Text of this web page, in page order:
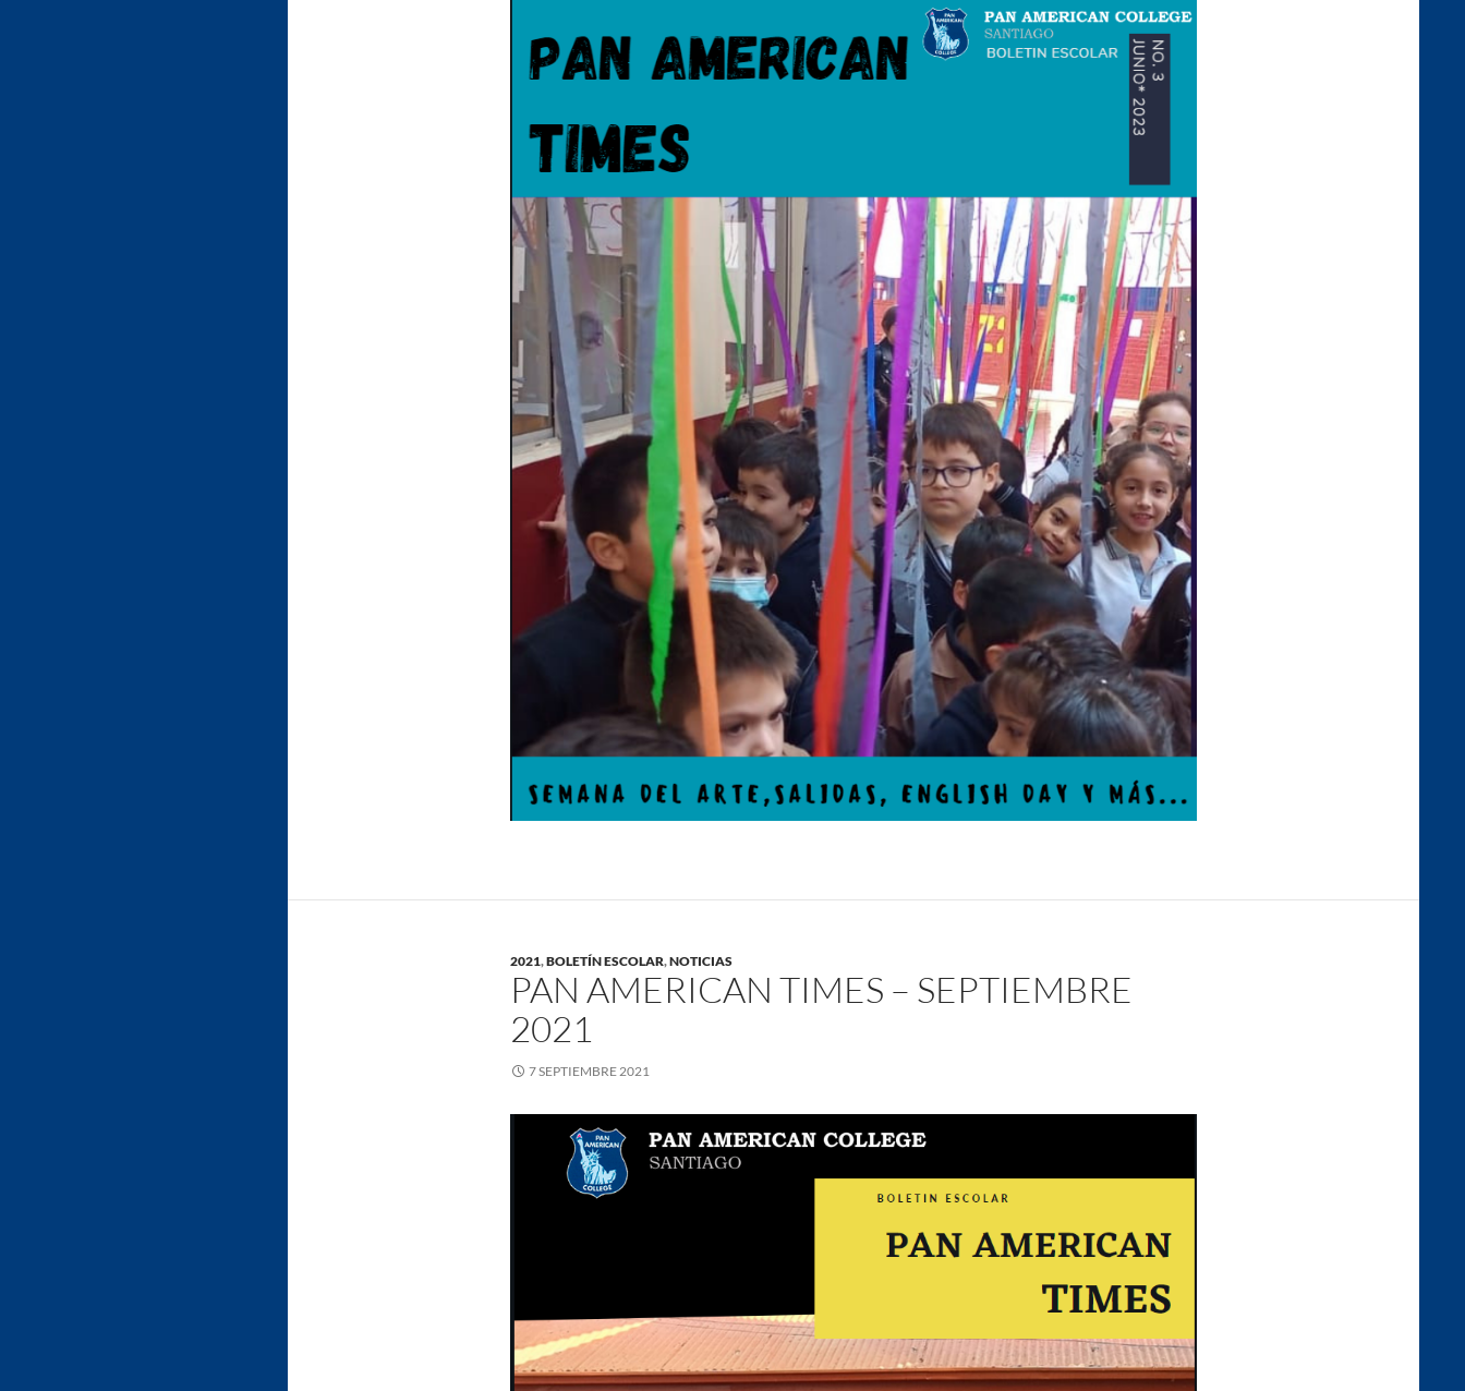
2021,BOLETÍN ESCOLAR,NOTICIAS
PAN AMERICAN TIMES – SEPTIEMBRE
2021
7 SEPTIEMBRE 2021